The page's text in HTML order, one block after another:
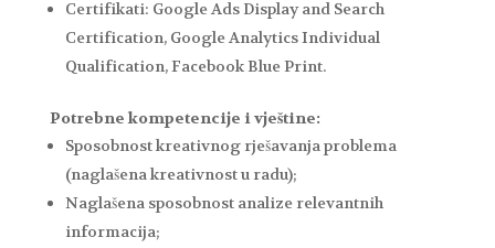
Certifikati: Google Ads Display and Search
Certification, Google Analytics Individual
Qualification, Facebook Blue Print.
Potrebne kompetencije i vještine:
Sposobnost kreativnog rješavanja problema
(naglašena kreativnost u radu);
Naglašena sposobnost analize relevantnih
informacija;